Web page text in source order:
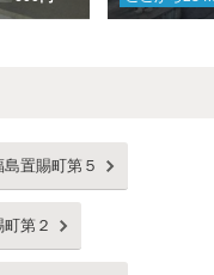
島置賜町第５
第２